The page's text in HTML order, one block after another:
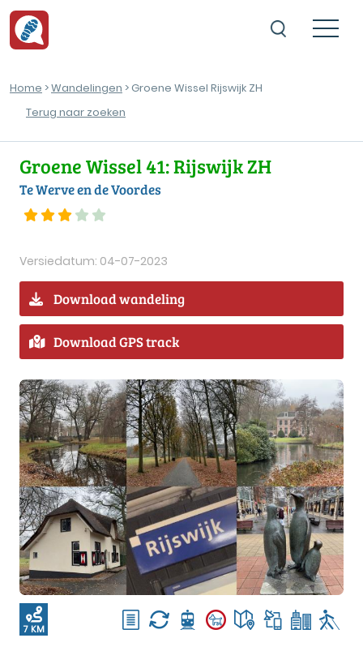
Home >Wandelingen > Groene Wissel Rijswijk ZH
Terug naar zoeken
Groene Wissel 41: Rijswijk ZH
Te Werve en de Voordes
Versiedatum: 04-07-2023
Download wandeling
Download GPS track
7 KM